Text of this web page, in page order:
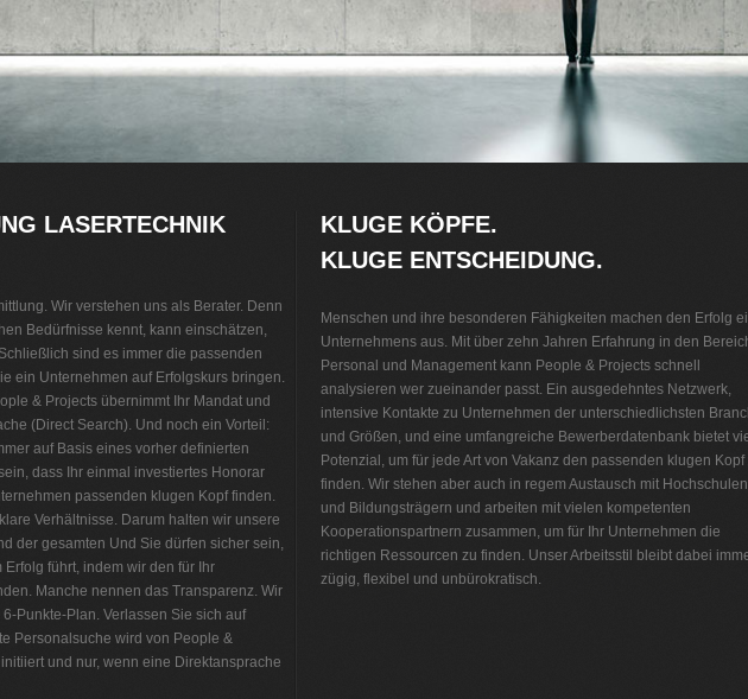
LASERTECHNIK
Wir verstehen uns als Berater. Denn
Bedürfnisse kennt, kann einschätzen,
sind es immer die passenden
ein Unternehmen auf Erfolgskurs bringen.
& Projects übernimmt Ihr Mandat und
(Direct Search). Und noch ein Vorteil:
auf Basis eines vorher definierten
dass Ihr einmal investiertes Honorar
passenden klugen Kopf finden.
Verhältnisse. Darum halten wir unsere
der gesamten Und Sie dürfen sicher sein,
führt, indem wir den für Ihr
Manche nennen das Transparenz. Wir
Punkte-Plan. Verlassen Sie sich auf
Personalsuche wird von People &
und nur, wenn eine Direktansprache
KLUGE KÖPFE.
KLUGE ENTSCHEIDUNG.
Menschen und ihre besonderen Fähigkeiten machen den Erfolg
Unternehmens aus. Mit über zehn Jahren Erfahrung in den
Personal und Management kann People & Projects schnell
analysieren wer zueinander passt. Ein ausgedehntes Netzwerk,
intensive Kontakte zu Unternehmen der unterschiedlichsten
und Größen, und eine umfangreiche Bewerberdatenbank bietet
Potenzial, um für jede Art von Vakanz den passenden klugen Kopf
finden. Wir stehen aber auch in regem Austausch mit Hochschulen
und Bildungsträgern und arbeiten mit vielen kompetenten
Kooperationspartnern zusammen, um für Ihr Unternehmen die
richtigen Ressourcen zu finden. Unser Arbeitsstil bleibt dabei
zügig, flexibel und unbürokratisch.